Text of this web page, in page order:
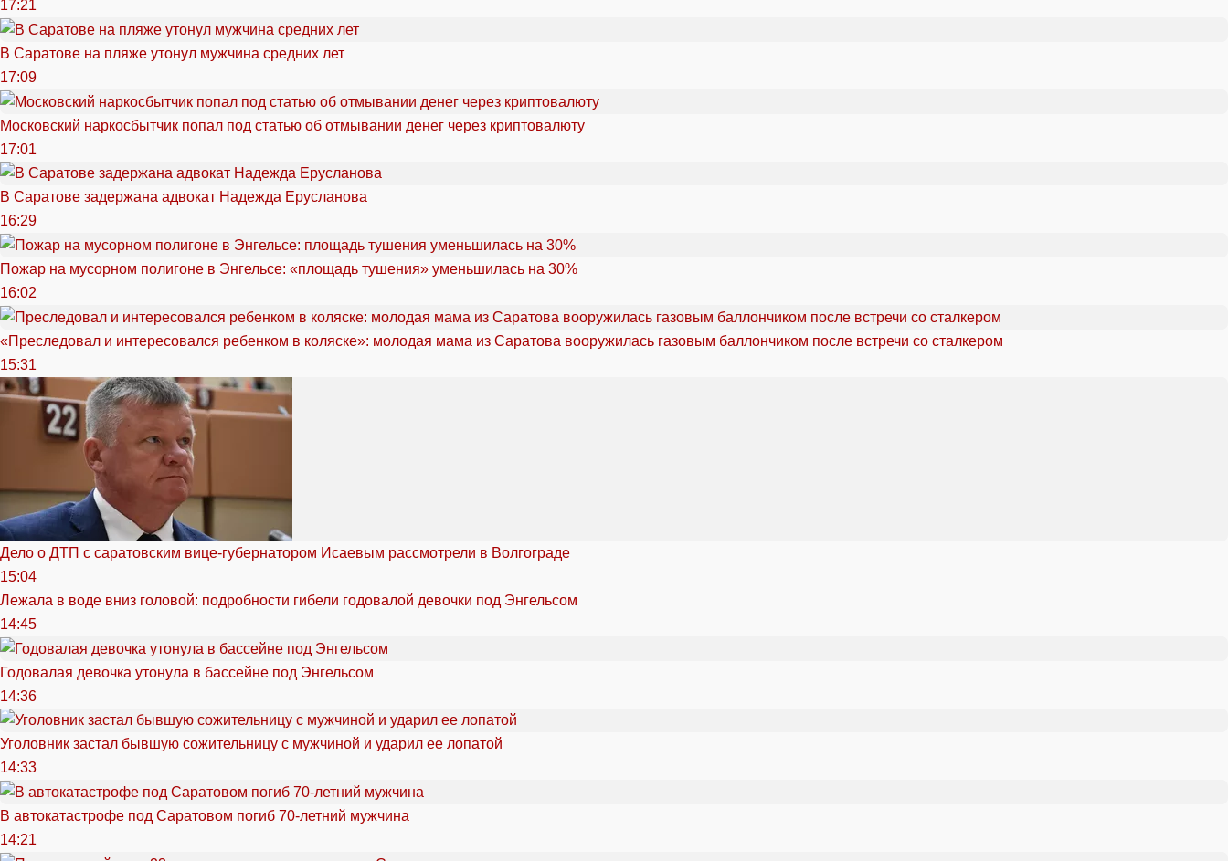
17:21
В Саратове на пляже утонул мужчина средних лет
17:09
Московский наркосбытчик попал под статью об отмывании денег через криптовалюту
17:01
В Саратове задержана адвокат Надежда Ерусланова
16:29
Пожар на мусорном полигоне в Энгельсе: «площадь тушения» уменьшилась на 30%
16:02
«Преследовал и интересовался ребенком в коляске»: молодая мама из Саратова вооружилась газовым баллончиком после встречи со сталкером
15:31
Дело о ДТП с саратовским вице-губернатором Исаевым рассмотрели в Волгограде
15:04
Лежала в воде вниз головой: подробности гибели годовалой девочки под Энгельсом
14:45
Годовалая девочка утонула в бассейне под Энгельсом
14:36
Уголовник застал бывшую сожительницу с мужчиной и ударил ее лопатой
14:33
В автокатастрофе под Саратовом погиб 70-летний мужчина
14:21